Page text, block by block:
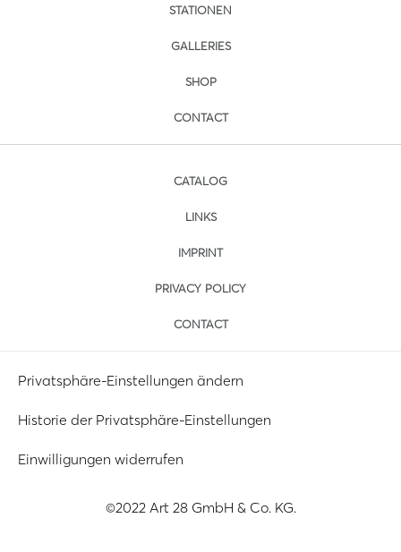
STATIONEN
GALLERIES
SHOP
CONTACT
CATALOG
LINKS
IMPRINT
PRIVACY POLICY
CONTACT
Privatsphäre-Einstellungen ändern
Historie der Privatsphäre-Einstellungen
Einwilligungen widerrufen
©2022 Art 28 GmbH & Co. KG.